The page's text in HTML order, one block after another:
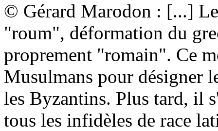
© Gérard Marodon : [...]
"roum", déformation du
proprement "romain". Ce
Musulmans pour désigner
les Byzantins. Plus tard, il
tous les infidèles de race